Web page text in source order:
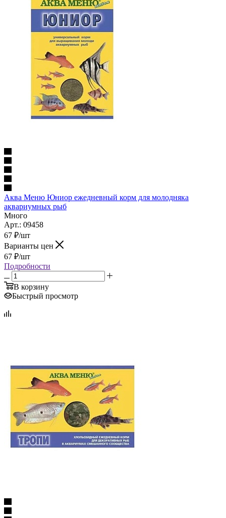
Аква Меню Юниор ежедневный корм для молодняка
аквариумных рыб
Много
Арт.: 09458
67 ₽/шт
Варианты цен
67 ₽/шт
Подробности
В корзину
Быстрый просмотр